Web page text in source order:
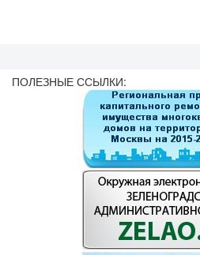
ПОЛЕЗНЫЕ ССЫЛКИ: